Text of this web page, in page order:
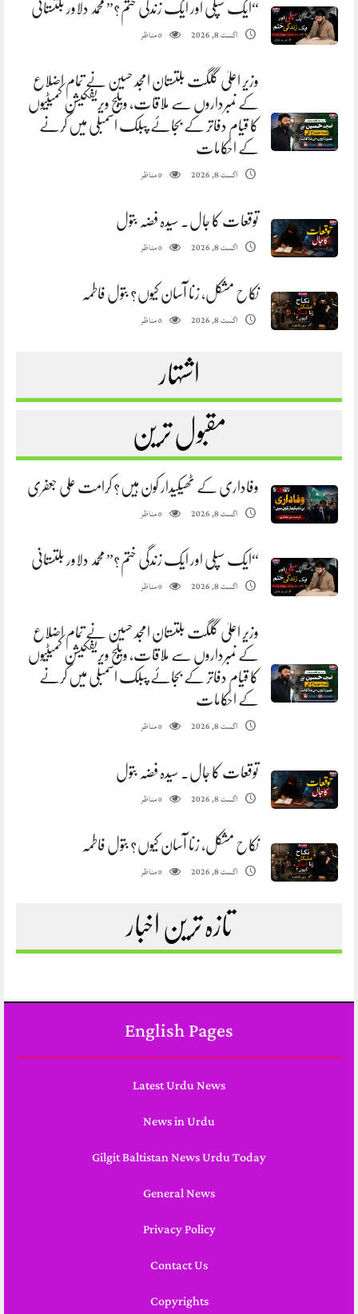
“ایک سپلی اور ایک زندگی ختم؟” محمد دلاور بلتستانی
اگست 8, 2026 0مناظر
وزیر اعلیٰ گلگت بلتستان امجد حسین نے تمام اضلاع
کے نمبرداروں سے ملاقات، ویلج ویریفکیشن کمیٹیوں
کا قیام دفاتر کے بجائے پبلک اسمبلی میں کرنے
کے احکامات
اگست 8, 2026 0مناظر
توقعات کا جال. سیدہ فضہ بتول
اگست 8, 2026 0مناظر
نکاح مشکل، زنا آسان کیوں؟ بتول فاطمہ
اگست 8, 2026 0مناظر
اشتہار
مقبول ترین
وفاداری کے ٹھیکیدار کون ہیں؟ کرامت علی جعفری
اگست 8, 2026 0مناظر
“ایک سپلی اور ایک زندگی ختم؟” محمد دلاور بلتستانی
اگست 8, 2026 0مناظر
وزیر اعلیٰ گلگت بلتستان امجد حسین نے تمام اضلاع
کے نمبرداروں سے ملاقات، ویلج ویریفکیشن کمیٹیوں
کا قیام دفاتر کے بجائے پبلک اسمبلی میں کرنے
کے احکامات
اگست 8, 2026 0مناظر
توقعات کا جال. سیدہ فضہ بتول
اگست 8, 2026 0مناظر
نکاح مشکل، زنا آسان کیوں؟ بتول فاطمہ
اگست 8, 2026 0مناظر
تازہ ترین اخبار
English Pages
Latest Urdu News
News in Urdu
Gilgit Baltistan News Urdu Today
General News
Privacy Policy
Contact Us
Copyrights